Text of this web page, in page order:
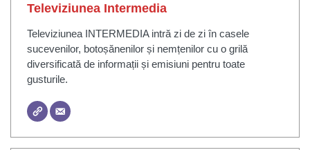
Televiziunea Intermedia
Televiziunea INTERMEDIA intră zi de zi în casele
sucevenilor, botoșănenilor și nemțenilor cu o grilă
diversificată de informații și emisiuni pentru toate
gusturile.